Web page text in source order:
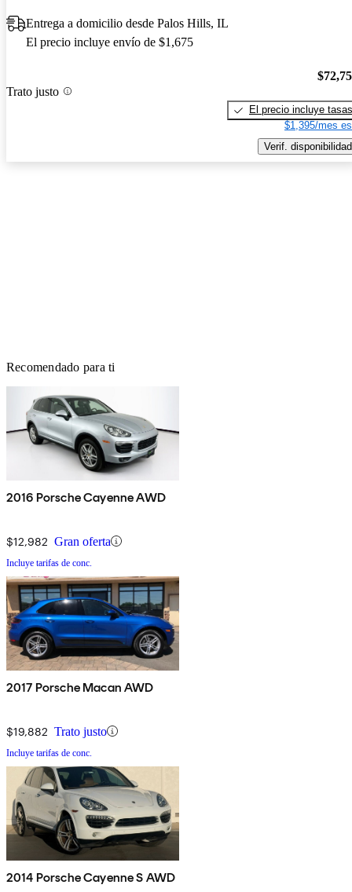
Entrega a domicilio desde Palos Hills, IL
El precio incluye envío de $1,675
Trato justo
El precio incluye tasas
$1,395/mes
Verif. disponibilidad
Recomendado para ti
2016 Porsche Cayenne AWD
$12,982 Gran oferta
Incluye tarifas de conc.
2017 Porsche Macan AWD
$19,882 Trato justo
Incluye tarifas de conc.
2014 Porsche Cayenne S AWD